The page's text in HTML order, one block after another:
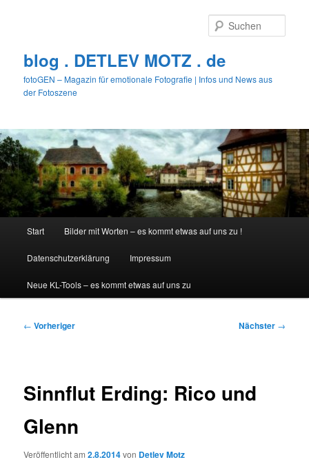
blog . DETLEV MOTZ . de
fotoGEN – Magazin für emotionale Fotografie | Infos und News aus
der Fotoszene
Start Bilder mit Worten – es kommt etwas auf uns zu !
Datenschutzerklärung Impressum
Neue KL-Tools – es kommt etwas auf uns zu
Beitragsnavigation
← Vorheriger Nächster →
Sinnflut Erding: Rico und
Glenn
Veröffentlicht am2.8.2014von Detlev Motz